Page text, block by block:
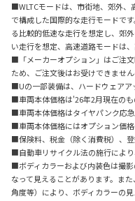
■WLTCモードは、市街地、郊外
で構成した国際的な走行モードで
る比較的低速な走行を想定し、郊
い走行を想定、高速道路モードは
■「メーカーオプション」はご注
ため、ご注文後はお受けできません
■Uの一部装備は、ハードウェアア
■車両本体価格は'26年2月現在のも
■車両本体価格はタイヤパンク応急
■車両本体価格にはオプション価格
■保険料、税金（除く消費税）、登
■自動車リサイクル法の施行により
■ボディカラーおよび内装色は撮
なって見えることがあります。ま
角度等）により、ボディカラーの見